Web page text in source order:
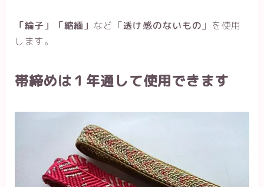
「綸子」「縮緬」 など「透け感のないもの 」を使用
します。
帯締めは１年通して使用できます